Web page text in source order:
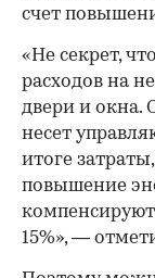
счет
«Не секрет,
расходов на
двери и окна.
несет
итоге
повышение
15%», —